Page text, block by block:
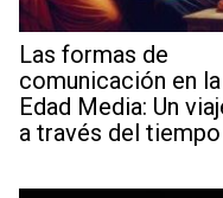
Las formas de
comunicación en la
Edad Media: Un
a través del tiempo